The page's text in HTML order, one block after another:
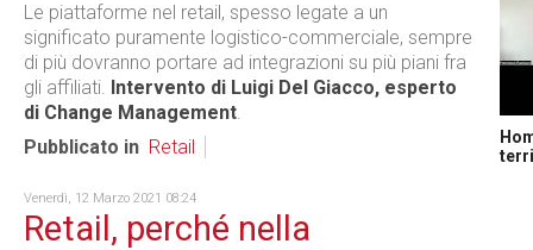
Le piattaforme nel retail, spesso legate a un
significato puramente logistico-commerciale, sempre
di più dovranno portare ad integrazioni su più piani fra
gli affiliati. Intervento di Luigi Del Giacco, esperto
di Change Management.
Pubblicato in Retail
Venerdì, 12 Marzo 2021 08:24
Retail, perché nella